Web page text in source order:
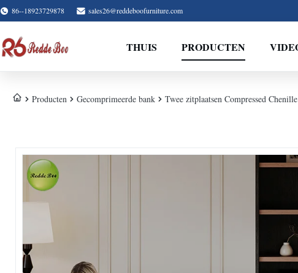
86--18923729878 sales26@reddeboofurniture.com
THUIS PRODUCTEN
Producten Gecomprimeerde bank Twee zitplaatsen Compressed